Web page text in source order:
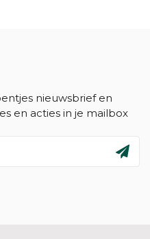
nieuwsbrief en
en acties in je mailbox